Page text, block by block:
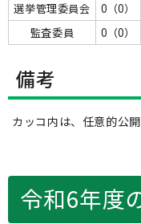
選挙管理委員会
0（0）
監査委員
0（0）
備考
カッコ内は、任意的公開
令和6年度